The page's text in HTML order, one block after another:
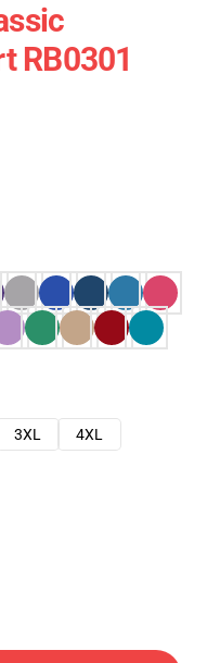
RB0301
3XL
4XL